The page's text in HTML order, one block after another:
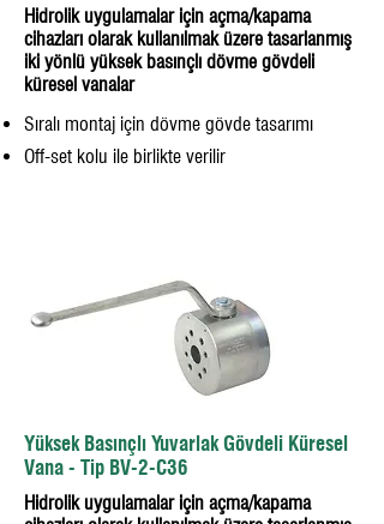
Hidrolik uygulamalar için açma/kapama
cihazları olarak kullanılmak üzere tasarlanmış
iki yönlü yüksek basınçlı dövme gövdeli
küresel vanalar
Sıralı montaj için dövme gövde tasarımı
Off-set kolu ile birlikte verilir
Yüksek Basınçlı Yuvarlak Gövdeli Küresel
Vana - Tip BV-2-C36
Hidrolik uygulamalar için açma/kapama